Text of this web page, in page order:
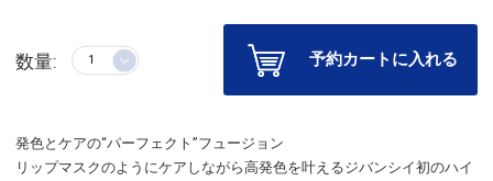
数量: 予約カートに入れる
発色とケアの“パーフェクト”フュージョン
リップマスクのようにケアしながら高発色を叶えるジバンシイ初のハイ